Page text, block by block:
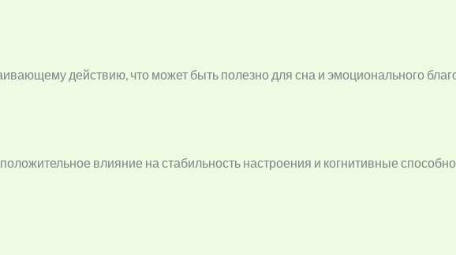
действию, что может быть полезно для сна и эмоционального
влияние на стабильность настроения и когнитивные